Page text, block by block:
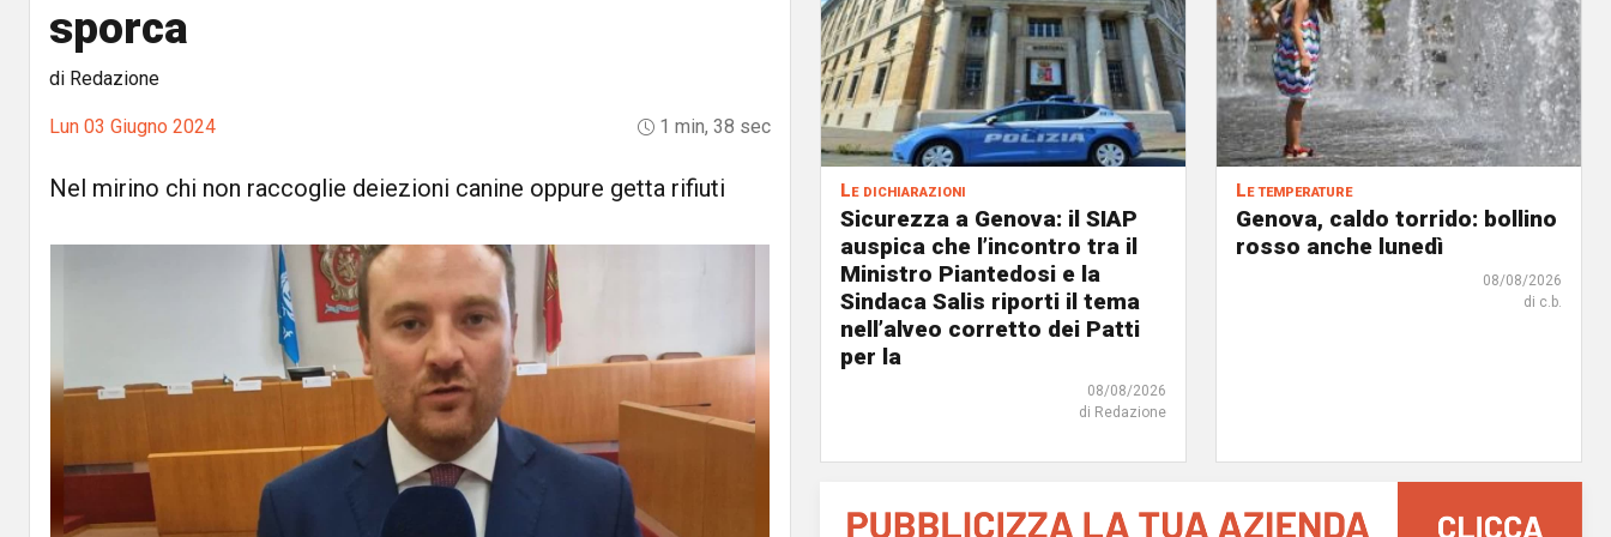
sporca
di Redazione
Lun 03 Giugno 2024 1 min, 38 sec
Nel mirino chi non raccoglie deiezioni canine oppure getta rifiuti Le dichiarazioni
Sicurezza a Genova: il SIAP
auspica che l’incontro tra il
Ministro Piantedosi e la
Sindaca Salis riporti il tema
nell’alveo corretto dei Patti
per la
08/08/2026
di Redazione
Le temperature
Genova, caldo torrido: bollino
rosso anche lunedì
08/08/2026
di c.b.